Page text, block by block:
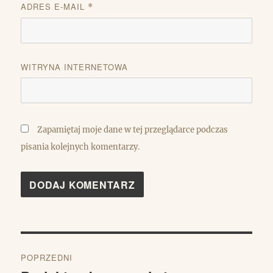
ADRES E-MAIL *
WITRYNA INTERNETOWA
Zapamiętaj moje dane w tej przeglądarce podczas
pisania kolejnych komentarzy.
POPRZEDNI